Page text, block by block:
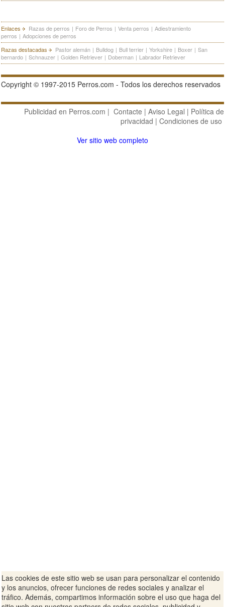
Enlaces Razas de perros | Foro de Perros | Venta perros | Adiestramiento
perros | Adopciones de perros
Razas destacadas
Pastor alemán | Bulldog | Bull terrier | Yorkshire | Boxer | San
bernardo | Schnauzer | Golden Retriever | Doberman | Labrador Retriever
Copyright © 1997-2015 Perros.com - Todos los derechos reservados
Publicidad en Perros.com | Contacte | Aviso Legal | Política de
privacidad | Condiciones de uso
Ver sitio web completo
Las cookies de este sitio web se usan para personalizar el contenido
y los anuncios, ofrecer funciones de redes sociales y analizar el
tráfico. Además, compartimos información sobre el uso que haga del